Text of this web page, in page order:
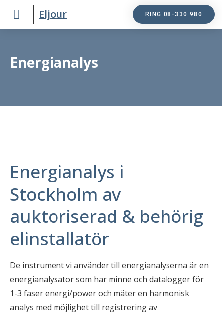
Eljour RING 08-330 980
Energianalys
Energianalys i
Stockholm av
auktoriserad & behörig
elinstallatör
De instrument vi använder till energianalyserna är en
energianalysator som har minne och datalogger för
1-3 faser energi/power och mäter en harmonisk
analys med möjlighet till registrering av